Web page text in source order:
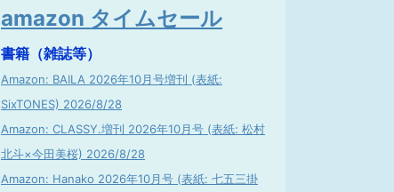
amazon タイムセール
書籍（雑誌等）
Amazon: BAILA 2026年10月号増刊 (表紙:
SixTONES) 2026/8/28
Amazon: CLASSY.増刊 2026年10月号 (表紙: 松村
北斗×今田美桜) 2026/8/28
Amazon: Hanako 2026年10月号 (表紙: 七五三掛